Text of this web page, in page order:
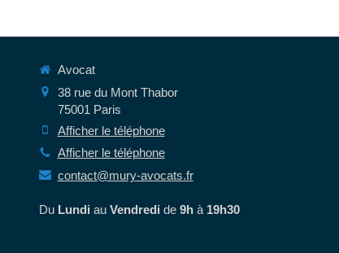
Avocat
38 rue du Mont Thabor
75001 Paris
Afficher le téléphone
Afficher le téléphone
contact@mury-avocats.fr
Du Lundiau Vendredide 9hà 19h30